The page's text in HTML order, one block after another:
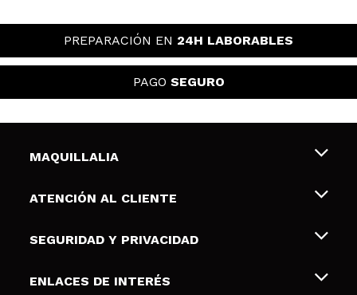
PREPARACIÓN EN 24H LABORABLES
PAGO SEGURO
MAQUILLALIA
Sobre nosotros
Tarjetas de Regalo
ATENCIÓN AL CLIENTE
Envíos y devoluciones
Formas de pago
SEGURIDAD Y PRIVACIDAD
Terminos y condiciones de uso
ENLACES DE INTERÉS